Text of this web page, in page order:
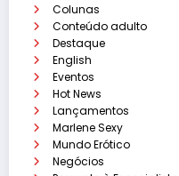
Colunas
Conteúdo adulto
Destaque
English
Eventos
Hot News
Lançamentos
Marlene Sexy
Mundo Erótico
Negócios